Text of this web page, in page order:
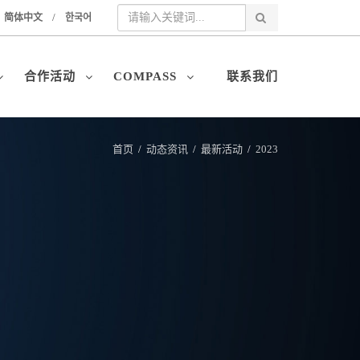
简体中文 / 한국어
合作活动 COMPASS 联系我们
首页 / 动态资讯 / 最新活动 / 2023